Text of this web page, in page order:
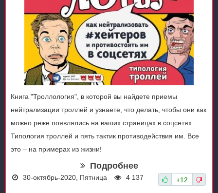
Книга "Троллология", в которой вы найдете приемы
нейтрализации троллей и узнаете, что делать, чтобы они как
можно реже появлялись на ваших страницах в соцсетях.
Типология троллей и пять тактик противодействия им. Все
это – на примерах из жизни!
Подробнее
30-октябрь-2020, Пятница 4 137 +12